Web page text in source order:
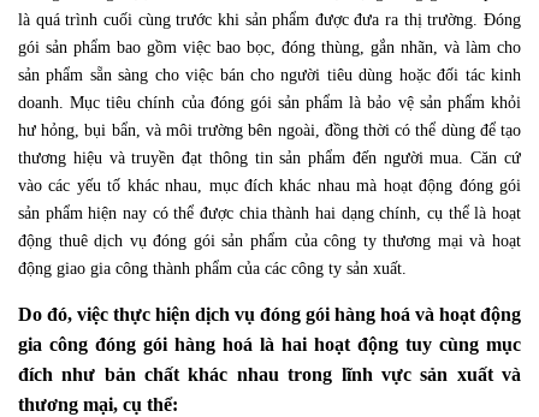
là quá trình cuối cùng trước khi sản phẩm được đưa ra thị trường. Đóng
gói sản phẩm bao gồm việc bao bọc, đóng thùng, gắn nhãn, và làm cho
sản phẩm sẵn sàng cho việc bán cho người tiêu dùng hoặc đối tác kinh
doanh. Mục tiêu chính của đóng gói sản phẩm là bảo vệ sản phẩm khỏi
hư hỏng, bụi bẩn, và môi trường bên ngoài, đồng thời có thể dùng để tạo
thương hiệu và truyền đạt thông tin sản phẩm đến người mua. Căn cứ
vào các yếu tố khác nhau, mục đích khác nhau mà hoạt động đóng gói
sản phẩm hiện nay có thể được chia thành hai dạng chính, cụ thể là hoạt
động thuê dịch vụ đóng gói sản phẩm của công ty thương mại và hoạt
động giao gia công thành phẩm của các công ty sản xuất.
Do đó, việc thực hiện dịch vụ đóng gói hàng hoá và hoạt động
gia công đóng gói hàng hoá là hai hoạt động tuy cùng mục
đích như bản chất khác nhau trong lĩnh vực sản xuất và
thương mại, cụ thể: